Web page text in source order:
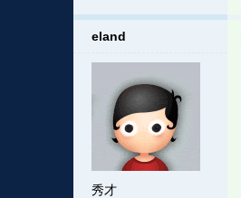
eland
秀才